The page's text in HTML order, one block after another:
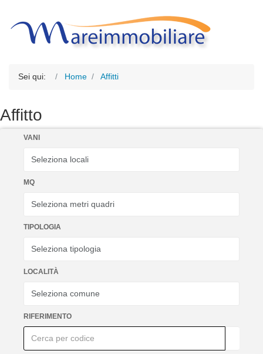
Sei qui: Home Affitti
Affitto
VANI
MQ
TIPOLOGIA
LOCALITÀ
RIFERIMENTO